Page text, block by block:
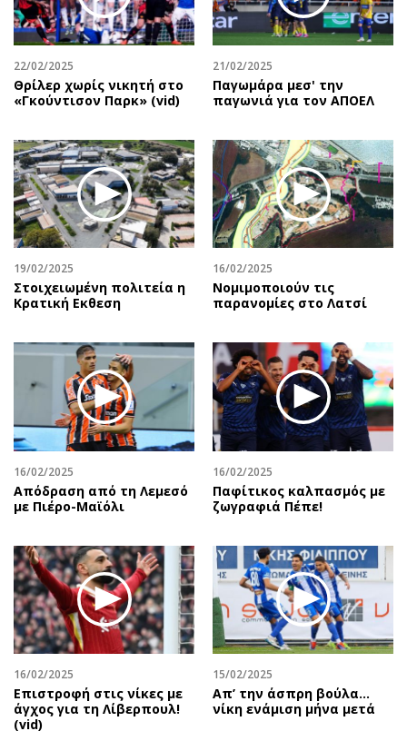
Περιβάλλον
Ελλάδα
Κόσμος
Παράξενα
Πολιτισμός
Σινεμά
Θέατρο-Χορός
Μουσική
Εικαστικά
Βιβλίο
Χειρόγραφα
Ταξίδια
Συνταγές
Έξοδος
Media
Εκπομπές
Wine routes
Podcasts
Uncut
Προσφορές
Προσωπικότητες στην ''Κ''
Επιστολές
22/02/2025
Θρίλερ χωρίς νικητή στο
«Γκούντισον Παρκ» (vid)
21/02/2025
Παγωμάρα μεσ' την
παγωνιά για τον ΑΠΟΕΛ
19/02/2025
Στοιχειωμένη πολιτεία η
Κρατική Eκθεση
16/02/2025
Νομιμοποιούν τις
παρανομίες στο Λατσί
16/02/2025
Απόδραση από τη Λεμεσό
με Πιέρο-Μαϊόλι
16/02/2025
Παφίτικος καλπασμός με
ζωγραφιά Πέπε!
16/02/2025
Επιστροφή στις νίκες με
άγχος για τη Λίβερπουλ!
(vid)
15/02/2025
Απ’ την άσπρη βούλα…
νίκη ενάμιση μήνα μετά